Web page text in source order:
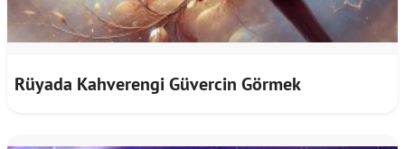
Rüyada Kahverengi Güvercin Görmek